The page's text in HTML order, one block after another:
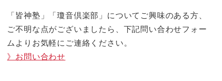
「皆神塾」「瓊音倶楽部」についてご興味のある方、
ご不明な点がございましたら、下記問い合わせフォー
ムよりお気軽にご連絡ください。
》お問い合わせ